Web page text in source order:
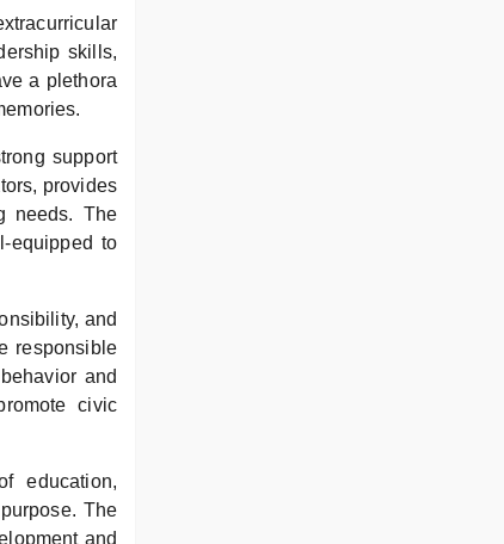
skills,
a plethora
support
provides
needs. The
equipped to
and
responsible
and
civic
education,
The
and